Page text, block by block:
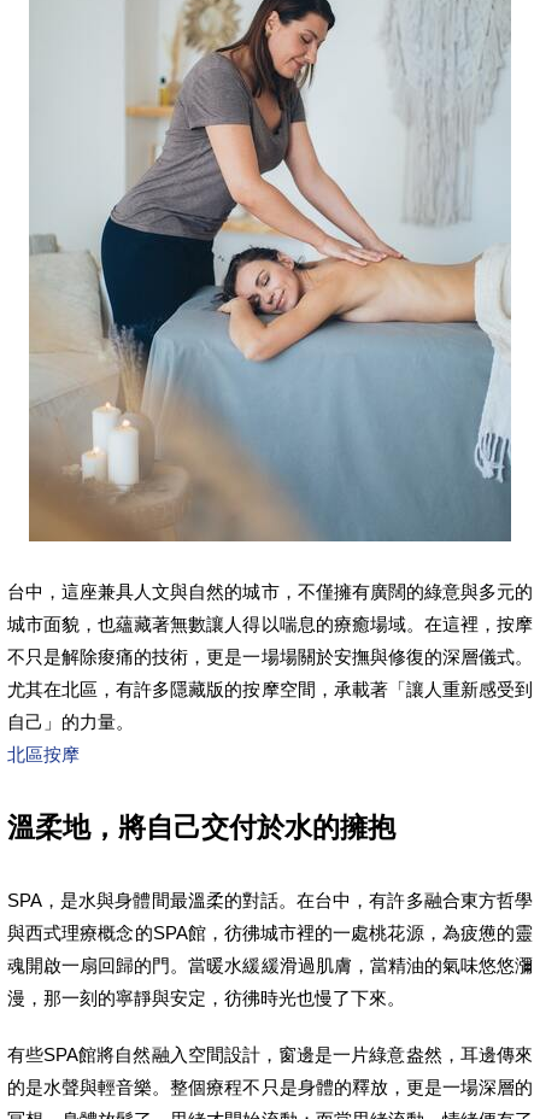
台中，這座兼具人文與自然的城市，不僅擁有廣闊的綠意與多元的
城市面貌，也蘊藏著無數讓人得以喘息的療癒場域。在這裡，按摩
不只是解除痠痛的技術，更是一場場關於安撫與修復的深層儀式。
尤其在北區，有許多隱藏版的按摩空間，承載著「讓人重新感受到
自己」的力量。
北區按摩
溫柔地，將自己交付於水的擁抱
SPA，是水與身體間最溫柔的對話。在台中，有許多融合東方哲學
與西式理療概念的SPA館，彷彿城市裡的一處桃花源，為疲憊的靈
魂開啟一扇回歸的門。當暖水緩緩滑過肌膚，當精油的氣味悠悠瀰
漫，那一刻的寧靜與安定，彷彿時光也慢了下來。
有些SPA館將自然融入空間設計，窗邊是一片綠意盎然，耳邊傳來
的是水聲與輕音樂。整個療程不只是身體的釋放，更是一場深層的